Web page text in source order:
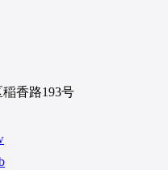
香路193号